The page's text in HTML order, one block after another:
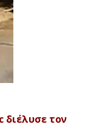
διέλυσε τον